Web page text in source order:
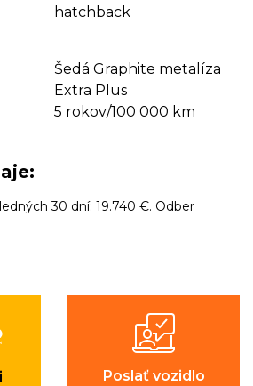
hatchback
Šedá Graphite metalíza
Extra Plus
5 rokov/100 000 km
30 dní: 19.740 €. Odber
Poslať vozidlo